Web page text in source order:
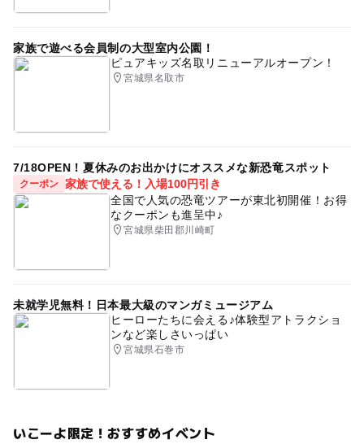
家族で遊べる会員制の大型室内公園！
ピュアキッズ名取リニューアルオープン！
宮城県名取市
7/18OPEN！夏休みのお出かけにオススメな新恐竜スポット
クーポン 家族で使える！入場100円引き
全国で人気の恐竜ツアーが東北初開催！お得
なクーポンも進呈中♪
宮城県柴田郡川崎町
未就学児無料！日本最大級のマンガミュージアム
ヒーローたちに会える♪体験型アトラクショ
ンなど楽しさいっぱい
宮城県石巻市
いこーよ限定！おすすめイベント